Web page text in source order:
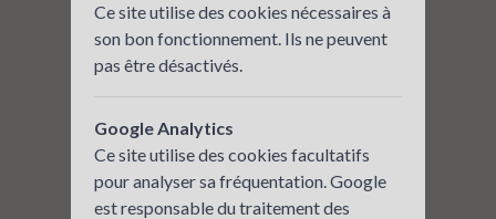
Ce site utilise des cookies nécessaires à
son bon fonctionnement. Ils ne peuvent
pas être désactivés.
Google Analytics
Ce site utilise des cookies facultatifs
pour analyser sa fréquentation. Google
est responsable du traitement des